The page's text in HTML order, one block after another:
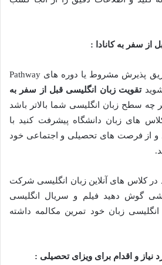
از سفر به کانادا :
حتی اگر قصد دارید از طریق پذیرش مشروط یا دوره های Pathway
شویدتقویت زبان انگلیسی قبل از سفر به
چه سطح زبان انگلیسی شما بالاتر باشد
های زبان دانشگاه پیشرفت کنید با
و از فرصت های تحصیلی و اجتماعی خود
در کلاس های آنلاین زبان انگلیسی شرکت
گوش دهید فیلم و سریال انگلیسی
زبان خود تمرین مکالمه داشته
نیاز و اقدام برای ویزای تحصیلی :